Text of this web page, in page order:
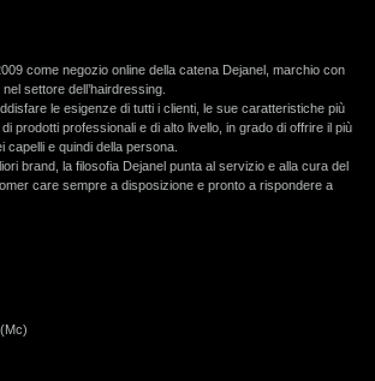
come negozio online della catena Dejanel, marchio con
settore dell’hairdressing.
le esigenze di tutti i clienti, le sue caratteristiche più
prodotti professionali e di alto livello, in grado di offrire il più
e quindi della persona.
brand, la filosofia Dejanel punta al servizio e alla cura del
care sempre a disposizione e pronto a rispondere a